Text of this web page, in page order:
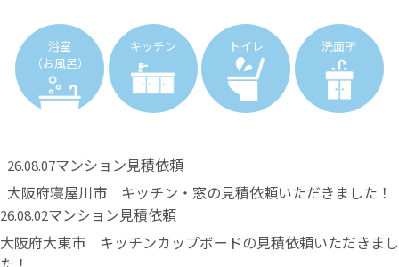
浴室
（お風呂）
キッチン トイレ 洗面所
26.08.07マンション見積依頼
大阪府寝屋川市 キッチン・窓の見積依頼いただきました！
26.08.02マンション見積依頼
大阪府大東市 キッチンカップボードの見積依頼いただきまし